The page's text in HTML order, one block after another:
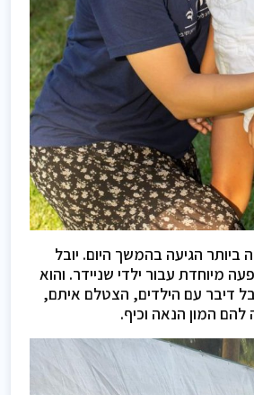
ביותר הגיעה בהמשך היום. יובל
מיוחדת עבור ילדי שניידר. והוא
דיבר עם הילדים, הצטלם איתם,
להם המון הנאה וכיף.